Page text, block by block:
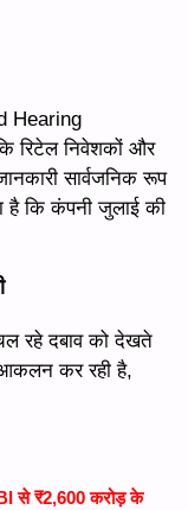
Hearing
रिटेल निवेशकों और
सार्वजनिक रूप
है कि कंपनी जुलाई की
रहे दबाव को देखते
आकलन कर रही है,
से ₹2,600 करोड़ के